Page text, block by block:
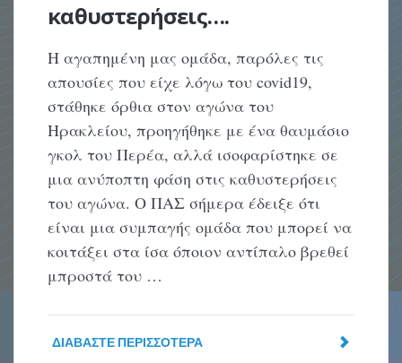
καθυστερήσεις….
Η αγαπημένη μας ομάδα, παρόλες τις
απουσίες που είχε λόγω του covid19,
στάθηκε όρθια στον αγώνα του
Ηρακλείου, προηγήθηκε με ένα θαυμάσιο
γκολ του Περέα, αλλά ισοφαρίστηκε σε
μια ανύποπτη φάση στις καθυστερήσεις
του αγώνα. Ο ΠΑΣ σήμερα έδειξε ότι
είναι μια συμπαγής ομάδα που μπορεί να
κοιτάξει στα ίσα όποιον αντίπαλο βρεθεί
μπροστά του …
ΔΙΑΒΆΣΤΕ ΠΕΡΙΣΣΌΤΕΡΑ